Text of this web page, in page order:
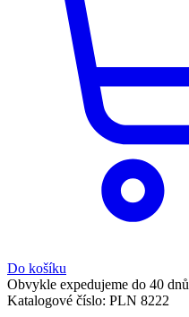
Do košíku
Obvykle expedujeme do 40 dnů
Katalogové číslo: PLN 8222